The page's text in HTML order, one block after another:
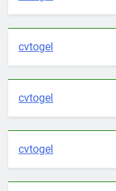
cvtogel
cvtogel
cvtogel